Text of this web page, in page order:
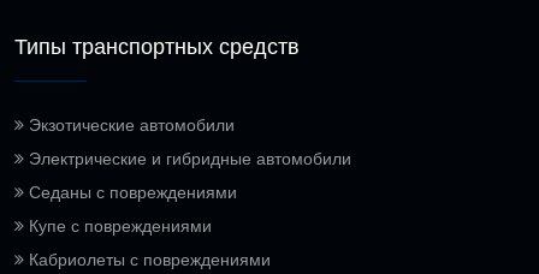
Типы транспортных средств
Экзотические автомобили
Электрические и гибридные автомобили
Седаны с повреждениями
Купе с повреждениями
Кабриолеты с повреждениями